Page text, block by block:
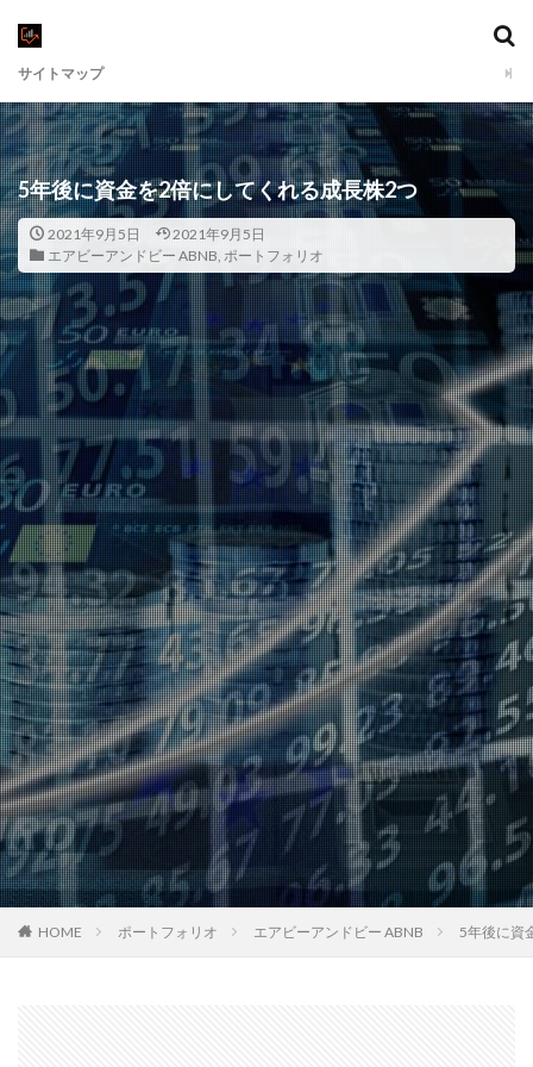
サイトマップ
5年後に資金を2倍にしてくれる成長株2つ
2021年9月5日
2021年9月5日
エアビーアンドビー ABNB, ポートフォリオ
HOME ポートフォリオ エアビーアンドビー ABNB 5年後に資